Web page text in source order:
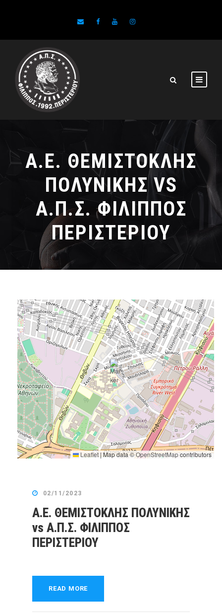
Α.Ε. ΘΕΜΙΣΤΟΚΛΗΣ
ΠΟΛΥΝΙΚΗΣ VS
Α.Π.Σ. ΦΙΛΙΠΠΟΣ
ΠΕΡΙΣΤΕΡΙΟΥ
Leaflet | Map data ©OpenStreetMapcontributors
02/11/2023
Α.Ε. ΘΕΜΙΣΤΟΚΛΗΣ ΠΟΛΥΝΙΚΗΣ
vs Α.Π.Σ. ΦΙΛΙΠΠΟΣ
ΠΕΡΙΣΤΕΡΙΟΥ
READ MORE